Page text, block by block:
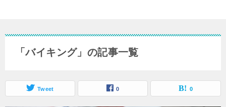
「バイキング」の記事一覧
Tweet 0 0